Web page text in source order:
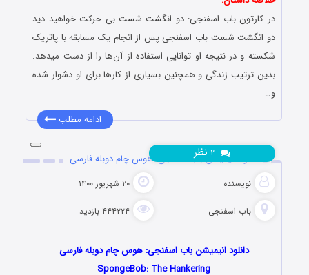
در کارتون باب اسفنجی: دو انگشت شست بی حرکت خواهید دید
دو انگشت شست باب اسفنجی پس از انجام یک مسابقه با پاتریک
شکسته و در نتیجه او توانایی استفاده از آن‌ها را از دست میدهد.
بدین ترتیب زندگی و همچنین بسیاری از کارها برای او دشوار شده
و…
ادامه مطلب
دانلود انیمیشن باب اسفنجی: هوس چام دوبله فارسی
نویسنده ۲۰ شهریور ۱۴۰۰
باب اسفنجی ۴۴۴۲۲۴ بازدید
۲ نظر
دانلود انیمیشن باب اسفنجی: هوس چام دوبله فارسی
SpongeBob: The Hankering